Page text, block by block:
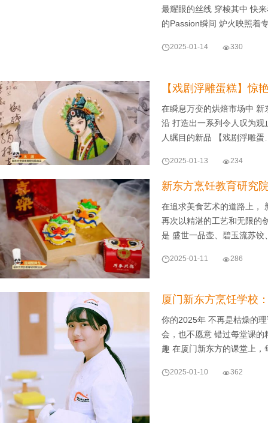
最耀眼的丝线 穿梭其中 快
的Passion瞬间 炉火映照
2025-01-14 330
【戏剧浮雕蛋糕】惊
在瞬息万变的烘焙市场中
沿 打造出一系列令人叹为
人瞩目的新品 【戏剧浮雕
2025-01-13 234
新东方烹饪教育研究
在追求美食艺术的道路上，
再次以精湛的工艺和无限的
是 盛世一品壶、碧玉流苏
2025-01-11 286
厦门新东方烹饪学校
你的2025年 不再是枯燥的
会，也不愿意 错过每堂课
趣 在厦门新东方的课堂上
2025-01-10 362